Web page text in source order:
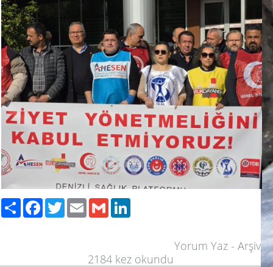
PaylaşFacebook
TwitterEmailGmail
Yorum Yaz - Arşiv
2184 kez okundu